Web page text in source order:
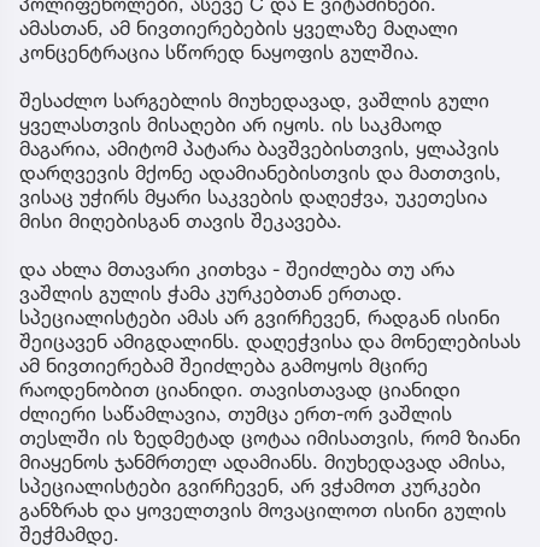
ამასთან, ამ ნივთიერებების ყველაზე მაღალი
კონცენტრაცია სწორედ ნაყოფის გულშია.
შესაძლო სარგებლის მიუხედავად, ვაშლის გული
ყველასთვის მისაღები არ იყოს. ის საკმაოდ
მაგარია, ამიტომ პატარა ბავშვებისთვის, ყლაპვის
დარღვევის მქონე ადამიანებისთვის და მათთვის,
ვისაც უჭირს მყარი საკვების დაღეჭვა, უკეთესია
მისი მიღებისგან თავის შეკავება.
და ახლა მთავარი კითხვა - შეიძლება თუ არა
ვაშლის გულის ჭამა კურკებთან ერთად.
სპეციალისტები ამას არ გვირჩევენ, რადგან ისინი
შეიცავენ ამიგდალინს. დაღეჭვისა და მონელებისას
ამ ნივთიერებამ შეიძლება გამოყოს მცირე
რაოდენობით ციანიდი. თავისთავად ციანიდი
ძლიერი საწამლავია, თუმცა ერთ-ორ ვაშლის
თესლში ის ზედმეტად ცოტაა იმისათვის, რომ ზიანი
მიაყენოს ჯანმრთელ ადამიანს. მიუხედავად ამისა,
სპეციალისტები გვირჩევენ, არ ვჭამოთ კურკები
განზრახ და ყოველთვის მოვაცილოთ ისინი გულის
შეჭმამდე.